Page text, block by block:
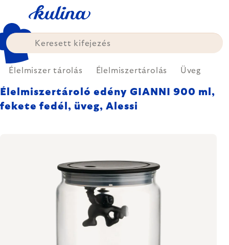
fő
tartalomhoz
Élelmiszer tárolás Élelmiszertárolás Üveg
Élelmiszertároló edény GIANNI 900 ml,
fekete fedél, üveg, Alessi